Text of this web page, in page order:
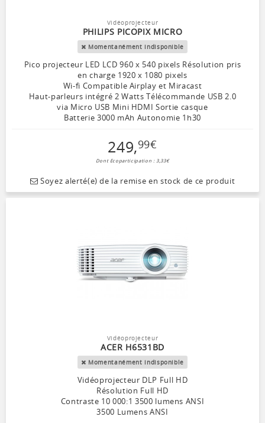
Vidéoprojecteur
PHILIPS PICOPIX MICRO
Momentanément indisponible
Pico projecteur LED LCD 960 x 540 pixels Résolution pris
en charge 1920 x 1080 pixels
Wi-fi Compatible Airplay et Miracast
Haut-parleurs intégré 2 Watts Télécommande USB 2.0
via Micro USB Mini HDMI Sortie casque
Batterie 3000 mAh Autonomie 1h30
249,99€
Dont Ecoparticipation : 3,33€
Soyez alerté(e) de la remise en stock de ce produit
Vidéoprojecteur
ACER H6531BD
Momentanément indisponible
Vidéoprojecteur DLP Full HD
Résolution Full HD
Contraste 10 000:1 3500 lumens ANSI
3500 Lumens ANSI